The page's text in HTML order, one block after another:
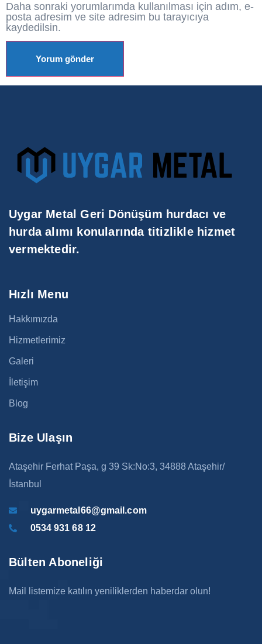
Daha sonraki yorumlarımda kullanılması için adım, e-
posta adresim ve site adresim bu tarayıcıya
kaydedilsin.
Uygar Metal Geri Dönüşüm hurdacı ve
hurda alımı konularında titizlikle hizmet
vermektedir.
Hızlı Menu
Hakkımızda
Hizmetlerimiz
Galeri
İletişim
Blog
Bize Ulaşın
Ataşehir Ferhat Paşa, g 39 Sk:No:3, 34888 Ataşehir/
İstanbul
uygarmetal66@gmail.com
0534 931 68 12
Bülten Aboneliği
Mail listemize katılın yeniliklerden haberdar olun!